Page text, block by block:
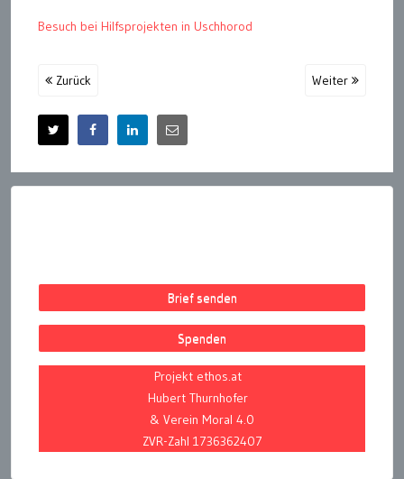
Besuch bei Hilfsprojekten in Uschhorod
Zurück Weiter
Brief senden
Spenden
Projekt ethos.at
Hubert Thurnhofer
& Verein Moral 4.0
ZVR-Zahl 1736362407